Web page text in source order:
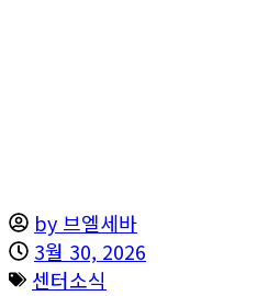
by 브엘세바
3월 30, 2026
센터소식